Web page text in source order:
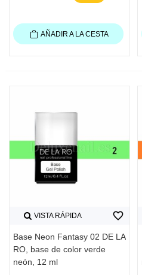
AÑADIR A LA CESTA
VISTA RÁPIDA
Base Neon Fantasy 02 DE LA
RO, base de color verde
neón, 12 ml
favorite_border